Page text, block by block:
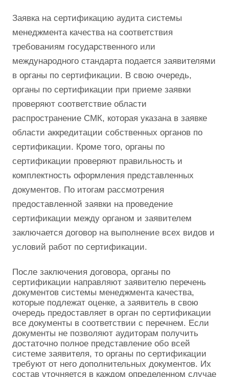
Заявка на сертификацию аудита системы
менеджмента качества на соответствия
требованиям государственного или
международного стандарта подается заявителями
в органы по сертификации. В свою очередь,
органы по сертификации при приеме заявки
проверяют соответствие области
распространение СМК, которая указана в заявке
области аккредитации собственных органов по
сертификации. Кроме того, органы по
сертификации проверяют правильность и
комплектность оформления представленных
документов. По итогам рассмотрения
предоставленной заявки на проведение
сертификации между органом и заявителем
заключается договор на выполнение всех видов и
условий работ по сертификации.
После заключения договора, органы по
сертификации направляют заявителю перечень
документов системы менеджмента качества,
которые подлежат оценке, а заявитель в свою
очередь предоставляет в орган по сертификации
все документы в соответствии с перечнем. Если
документы не позволяют аудиторам получить
достаточно полное представление обо всей
системе заявителя, то органы по сертификации
требуют от него дополнительных документов. Их
состав уточняется в каждом определенном случае